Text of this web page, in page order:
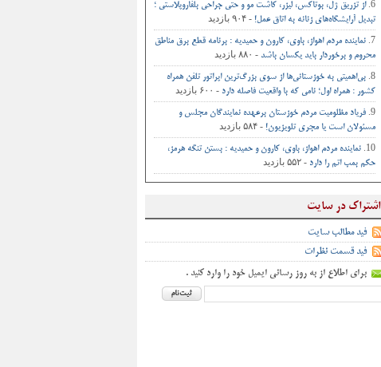
از تزریق ژل، بوتاکس، لیزر، کاشت مو و حتی جراحی‌ بلفاروپلاستی ؛
تبدیل آرایشگاه‌های زنانه به اتاق‌ عمل‌! - ۹۰۴ بازدید
نماینده مردم اهواز، باوی، کارون و حمیدیه : برنامه قطع برق مناطق
محروم و برخوردار باید یکسان باشد - ۸۸۰ بازدید
بی‌اهمیتی به خوزستانی‌ها از سوی بزرگ‌ترین اپراتور تلفن همراه
کشور : همراه اول؛ نامی که با واقعیت فاصله دارد - ۶۰۰ بازدید
فریاد مظلومیت مردم خوزستان برعهده نمایندگان مجلس و
مسئولان است یا مجری تلویزیون! - ۵۸۴ بازدید
نماینده مردم اهواز، باوی، کارون و حمیدیه : بستن تنگه هرمز،
حکم بمب اتم را دارد - ۵۵۲ بازدید
اشتراک در سایت
فید مطالب سایت
فید قسمت نظرات
برای اطلاع از به روز رسانی ایمیل خود را وارد کنید .